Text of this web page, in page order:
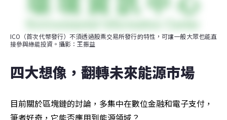
ICO（首次代幣發行）不須透過股票交易所發行的特性，可讓一般大眾也能直
接參與綠能投資。攝影：王振益
四大想像，翻轉未來能源市場
目前關於區塊鏈的討論，多集中在數位金融和電子支付，
筆者好奇，它能否應用到能源領域？